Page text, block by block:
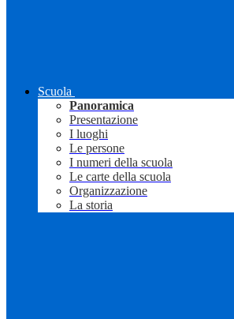
Scuola
Panoramica
Presentazione
I luoghi
Le persone
I numeri della scuola
Le carte della scuola
Organizzazione
La storia